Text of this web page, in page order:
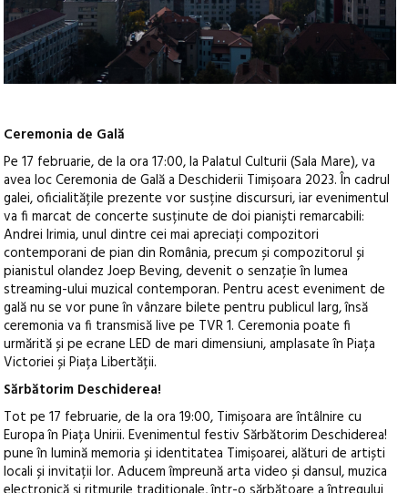
Ceremonia de Gală
Pe 17 februarie, de la ora 17:00, la Palatul Culturii (Sala Mare), va
avea loc Ceremonia de Gală a Deschiderii Timișoara 2023. În cadrul
galei, oficialitățile prezente vor susține discursuri, iar evenimentul
va fi marcat de concerte susținute de doi pianiști remarcabili:
Andrei Irimia, unul dintre cei mai apreciați compozitori
contemporani de pian din România, precum și compozitorul și
pianistul olandez Joep Beving, devenit o senzație în lumea
streaming-ului muzical contemporan. Pentru acest eveniment de
gală nu se vor pune în vânzare bilete pentru publicul larg, însă
ceremonia va fi transmisă live pe TVR 1. Ceremonia poate fi
urmărită și pe ecrane LED de mari dimensiuni, amplasate în Piața
Victoriei și Piața Libertății.
Sărbătorim Deschiderea!
Tot pe 17 februarie, de la ora 19:00, Timișoara are întâlnire cu
Europa în Piața Unirii. Evenimentul festiv Sărbătorim Deschiderea!
pune în lumină memoria și identitatea Timișoarei, alături de artiști
locali și invitații lor. Aducem împreună arta video și dansul, muzica